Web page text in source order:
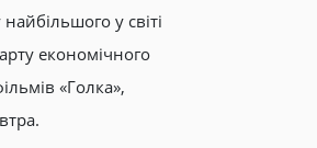
у світі
економічного
«Голка»,